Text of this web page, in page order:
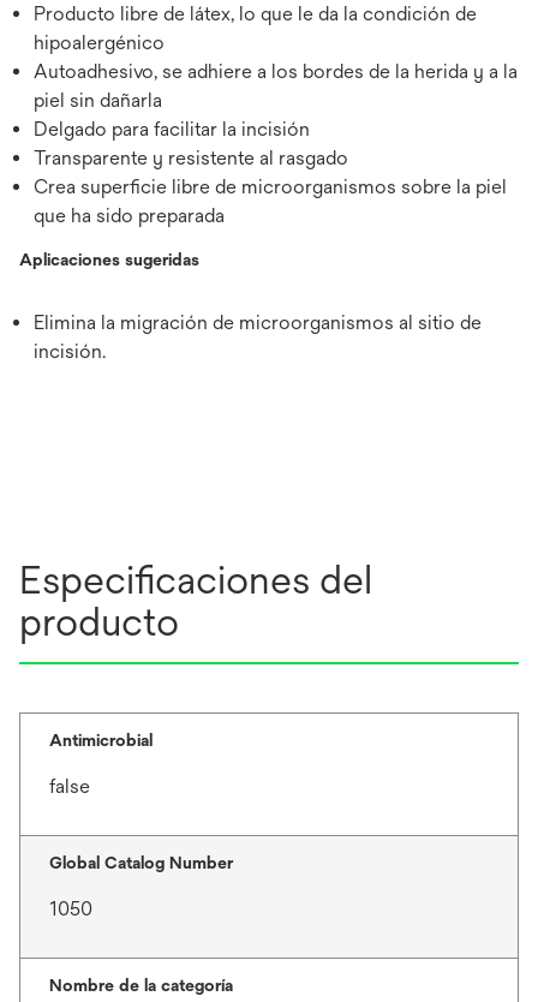
Producto libre de látex, lo que le da la condición de
hipoalergénico
Autoadhesivo, se adhiere a los bordes de la herida y a la
piel sin dañarla
Delgado para facilitar la incisión
Transparente y resistente al rasgado
Crea superficie libre de microorganismos sobre la piel
que ha sido preparada
Aplicaciones sugeridas
Elimina la migración de microorganismos al sitio de
incisión.
Especificaciones del
producto
Antimicrobial
false
Global Catalog Number
1050
Nombre de la categoría